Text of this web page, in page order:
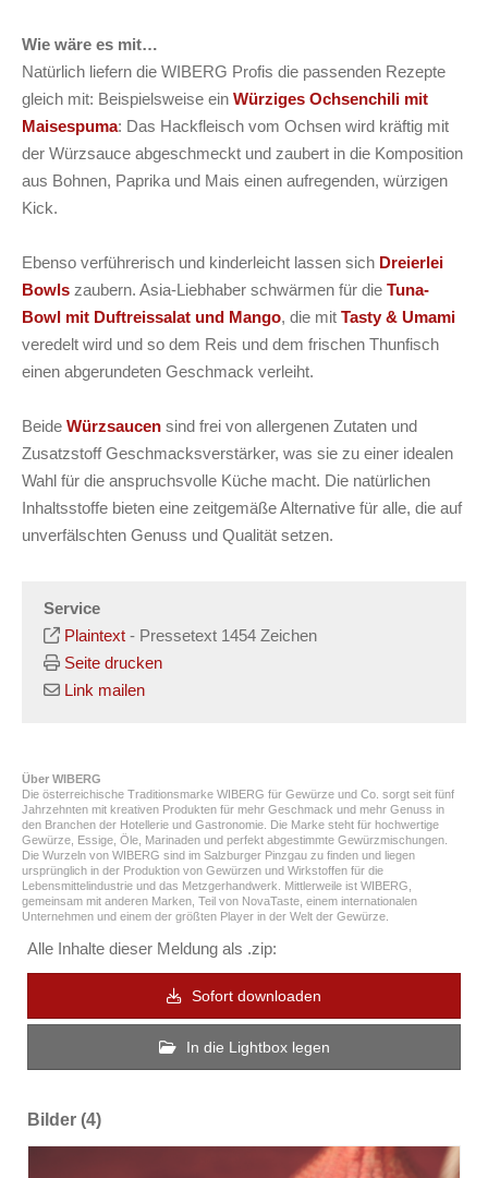
Wie wäre es mit…
Natürlich liefern die WIBERG Profis die passenden Rezepte
gleich mit: Beispielsweise ein Würziges Ochsenchili mit
Maisespuma: Das Hackfleisch vom Ochsen wird kräftig mit
der Würzsauce abgeschmeckt und zaubert in die Komposition
aus Bohnen, Paprika und Mais einen aufregenden, würzigen
Kick.
Ebenso verführerisch und kinderleicht lassen sich Dreierlei
Bowls zaubern. Asia-Liebhaber schwärmen für die Tuna-
Bowl mit Duftreissalat und Mango, die mit Tasty & Umami
veredelt wird und so dem Reis und dem frischen Thunfisch
einen abgerundeten Geschmack verleiht.
Beide Würzsaucen sind frei von allergenen Zutaten und
Zusatzstoff Geschmacksverstärker, was sie zu einer idealen
Wahl für die anspruchsvolle Küche macht. Die natürlichen
Inhaltsstoffe bieten eine zeitgemäße Alternative für alle, die auf
unverfälschten Genuss und Qualität setzen.
Service
Plaintext - Pressetext 1454 Zeichen
Seite drucken
Link mailen
Über WIBERG
Die österreichische Traditionsmarke WIBERG für Gewürze und Co. sorgt seit fünf
Jahrzehnten mit kreativen Produkten für mehr Geschmack und mehr Genuss in
den Branchen der Hotellerie und Gastronomie. Die Marke steht für hochwertige
Gewürze, Essige, Öle, Marinaden und perfekt abgestimmte Gewürzmischungen.
Die Wurzeln von WIBERG sind im Salzburger Pinzgau zu finden und liegen
ursprünglich in der Produktion von Gewürzen und Wirkstoffen für die
Lebensmittelindustrie und das Metzgerhandwerk. Mittlerweile ist WIBERG,
gemeinsam mit anderen Marken, Teil von NovaTaste, einem internationalen
Unternehmen und einem der größten Player in der Welt der Gewürze.
Alle Inhalte dieser Meldung als .zip:
Sofort downloaden
In die Lightbox legen
Bilder (4)